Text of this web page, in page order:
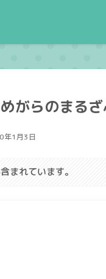
めがらのまる
年1月3日
まれています。